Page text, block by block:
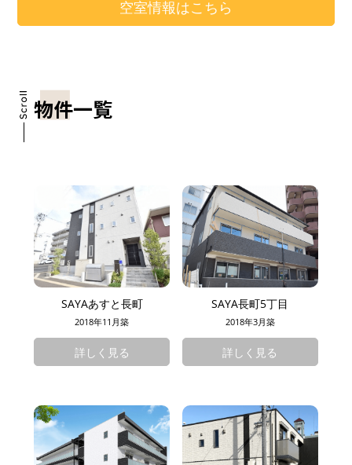
空室情報はこちら
物件一覧
SAYAあすと長町
2018年11月築
詳しく見る
SAYA長町5丁目
2018年3月築
詳しく見る